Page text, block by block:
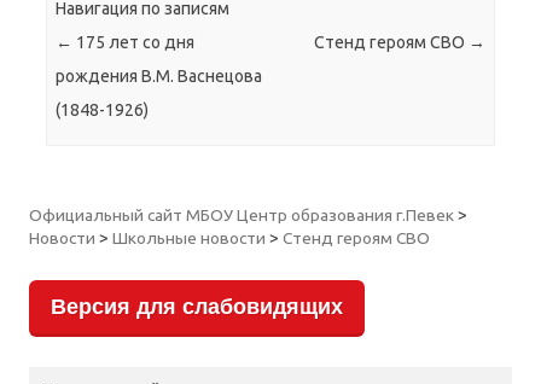
Навигация по записям
← 175 лет со дня
рождения В.М. Васнецова
(1848-1926)
Стенд героям СВО →
Официальный сайт МБОУ Центр образования г.Певек>
Новости > Школьные новости > Стенд героям СВО
Версия для слабовидящих